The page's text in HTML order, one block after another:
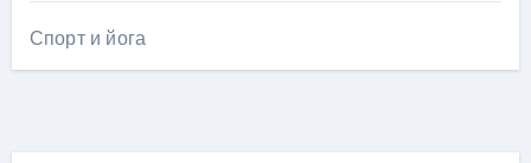
Спорт и йога